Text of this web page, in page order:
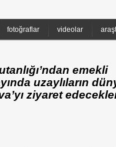
fotoğraflar videolar
emekli
uzaylıların
ziyaret